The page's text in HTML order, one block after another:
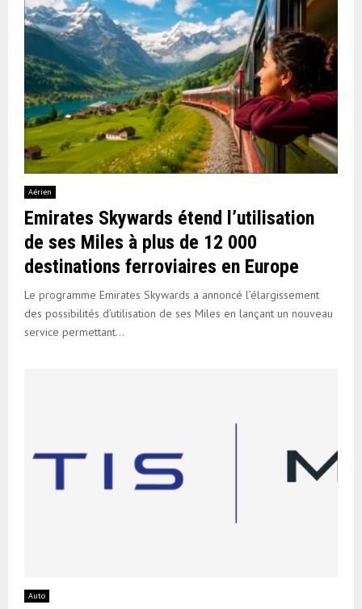
Aérien
Emirates Skywards étend l’utilisation
de ses Miles à plus de 12 000
destinations ferroviaires en Europe
Le programme Emirates Skywards a annoncé l’élargissement
des possibilités d’utilisation de ses Miles en lançant un nouveau
service permettant...
Auto